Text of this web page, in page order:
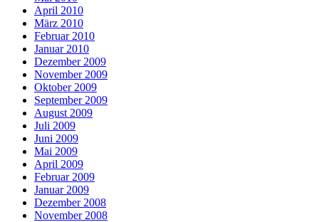
April 2010
März 2010
Februar 2010
Januar 2010
Dezember 2009
November 2009
Oktober 2009
September 2009
August 2009
Juli 2009
Juni 2009
Mai 2009
April 2009
Februar 2009
Januar 2009
Dezember 2008
November 2008